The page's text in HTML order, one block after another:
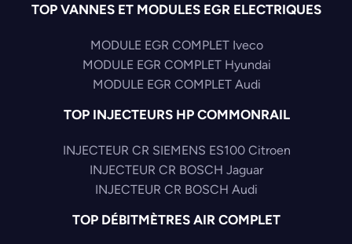
TOP VANNES ET MODULES EGR ELECTRIQUES
MODULE EGR COMPLET Iveco
MODULE EGR COMPLET Hyundai
MODULE EGR COMPLET Audi
TOP INJECTEURS HP COMMONRAIL
INJECTEUR CR SIEMENS ES100 Citroen
INJECTEUR CR BOSCH Jaguar
INJECTEUR CR BOSCH Audi
TOP DÉBITMÈTRES AIR COMPLET